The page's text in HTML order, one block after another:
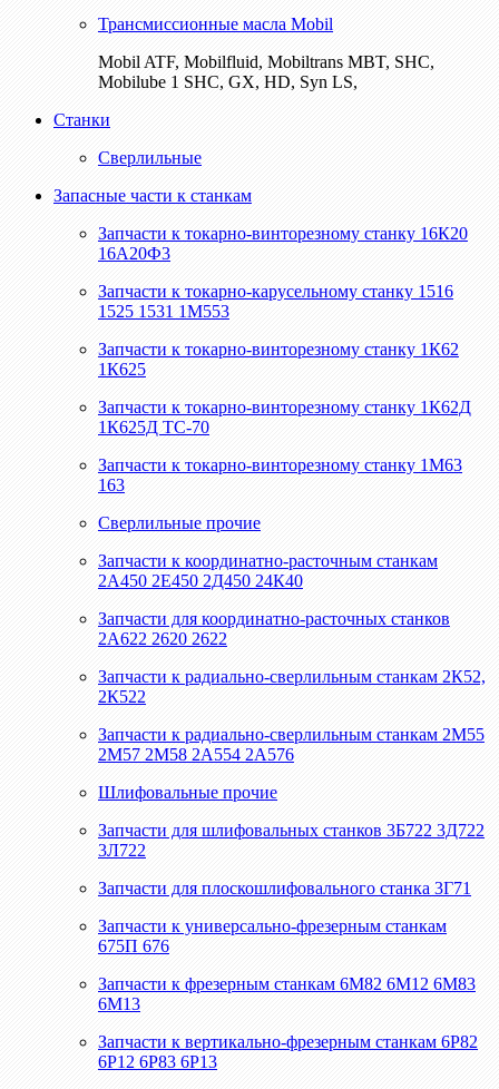
Трансмиссионные масла Mobil
Mobil ATF, Mobilfluid, Mobiltrans MBT, SHC,
Mobilube 1 SHC, GX, HD, Syn LS,
Станки
Сверлильные
Запасные части к станкам
Запчасти к токарно-винторезному станку 16К20
16А20Ф3
Запчасти к токарно-карусельному станку 1516
1525 1531 1М553
Запчасти к токарно-винторезному станку 1К62
1К625
Запчасти к токарно-винторезному станку 1К62Д
1К625Д ТС-70
Запчасти к токарно-винторезному станку 1М63
163
Сверлильные прочие
Запчасти к координатно-расточным станкам
2А450 2Е450 2Д450 24К40
Запчасти для координатно-расточных станков
2А622 2620 2622
Запчасти к радиально-сверлильным станкам 2К52,
2К522
Запчасти к радиально-сверлильным станкам 2М55
2М57 2М58 2А554 2А576
Шлифовальные прочие
Запчасти для шлифовальных станков 3Б722 3Д722
3Л722
Запчасти для плоскошлифовального станка 3Г71
Запчасти к универсально-фрезерным станкам
675П 676
Запчасти к фрезерным станкам 6М82 6М12 6М83
6М13
Запчасти к вертикально-фрезерным станкам 6Р82
6Р12 6Р83 6Р13